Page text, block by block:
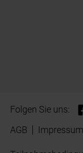
Folgen Sie uns:
AGB
Impressum